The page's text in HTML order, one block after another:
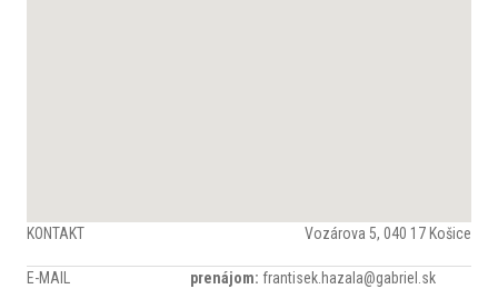
KONTAKT Vozárova 5, 040 17 Košice
E-MAIL prenájom: frantisek.hazala@gabriel.sk